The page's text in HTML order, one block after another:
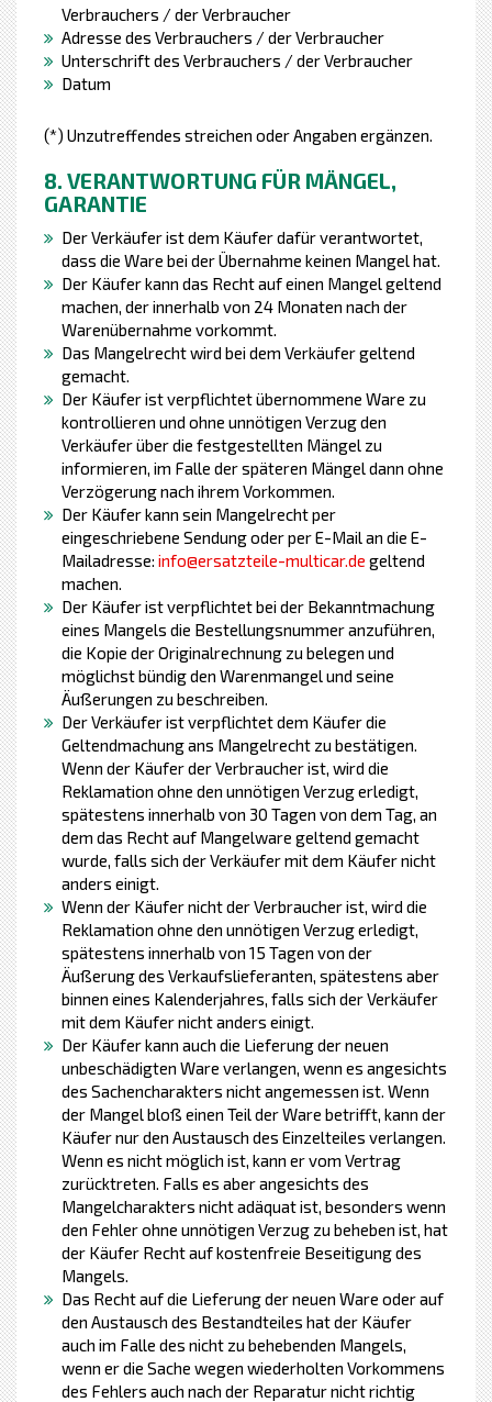
Verbrauchers / der Verbraucher
Adresse des Verbrauchers / der Verbraucher
Unterschrift des Verbrauchers / der Verbraucher
Datum
(*) Unzutreffendes streichen oder Angaben ergänzen.
8. VERANTWORTUNG FÜR MÄNGEL,
GARANTIE
Der Verkäufer ist dem Käufer dafür verantwortet,
dass die Ware bei der Übernahme keinen Mangel hat.
Der Käufer kann das Recht auf einen Mangel geltend
machen, der innerhalb von 24 Monaten nach der
Warenübernahme vorkommt.
Das Mangelrecht wird bei dem Verkäufer geltend
gemacht.
Der Käufer ist verpflichtet übernommene Ware zu
kontrollieren und ohne unnötigen Verzug den
Verkäufer über die festgestellten Mängel zu
informieren, im Falle der späteren Mängel dann ohne
Verzögerung nach ihrem Vorkommen.
Der Käufer kann sein Mangelrecht per
eingeschriebene Sendung oder per E-Mail an die E-
Mailadresse: info@ersatzteile-multicar.de geltend
machen.
Der Käufer ist verpflichtet bei der Bekanntmachung
eines Mangels die Bestellungsnummer anzuführen,
die Kopie der Originalrechnung zu belegen und
möglichst bündig den Warenmangel und seine
Äußerungen zu beschreiben.
Der Verkäufer ist verpflichtet dem Käufer die
Geltendmachung ans Mangelrecht zu bestätigen.
Wenn der Käufer der Verbraucher ist, wird die
Reklamation ohne den unnötigen Verzug erledigt,
spätestens innerhalb von 30 Tagen von dem Tag, an
dem das Recht auf Mangelware geltend gemacht
wurde, falls sich der Verkäufer mit dem Käufer nicht
anders einigt.
Wenn der Käufer nicht der Verbraucher ist, wird die
Reklamation ohne den unnötigen Verzug erledigt,
spätestens innerhalb von 15 Tagen von der
Äußerung des Verkaufslieferanten, spätestens aber
binnen eines Kalenderjahres, falls sich der Verkäufer
mit dem Käufer nicht anders einigt.
Der Käufer kann auch die Lieferung der neuen
unbeschädigten Ware verlangen, wenn es angesichts
des Sachencharakters nicht angemessen ist. Wenn
der Mangel bloß einen Teil der Ware betrifft, kann der
Käufer nur den Austausch des Einzelteiles verlangen.
Wenn es nicht möglich ist, kann er vom Vertrag
zurücktreten. Falls es aber angesichts des
Mangelcharakters nicht adäquat ist, besonders wenn
den Fehler ohne unnötigen Verzug zu beheben ist, hat
der Käufer Recht auf kostenfreie Beseitigung des
Mangels.
Das Recht auf die Lieferung der neuen Ware oder auf
den Austausch des Bestandteiles hat der Käufer
auch im Falle des nicht zu behebenden Mangels,
wenn er die Sache wegen wiederholten Vorkommens
des Fehlers auch nach der Reparatur nicht richtig